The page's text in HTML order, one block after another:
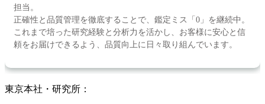
担当。
正確性と品質管理を徹底することで、鑑定ミス「0」を継続中。
これまで培った研究経験と分析力を活かし、お客様に安心と信
頼をお届けできるよう、品質向上に日々取り組んでいます。
東京本社・研究所：